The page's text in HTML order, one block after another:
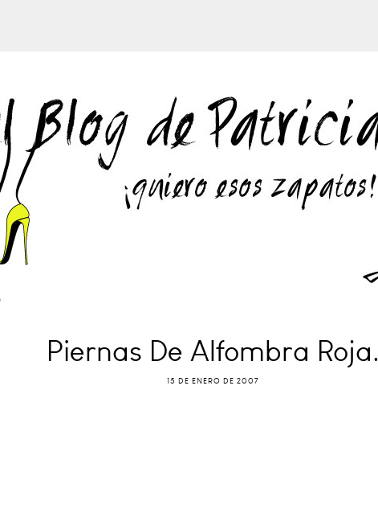
Piernas De Alfombra Roja.
15 DE ENERO DE 2007